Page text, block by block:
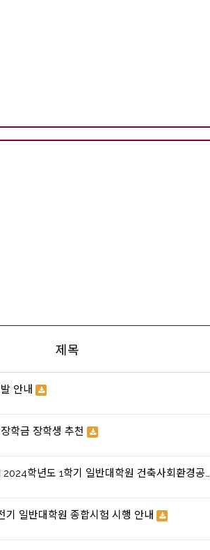
제목
안내
학금 장학생 추천
학년도 1학기 일반대학원 건축사회환경공…
일반대학원 종합시험 시행 안내